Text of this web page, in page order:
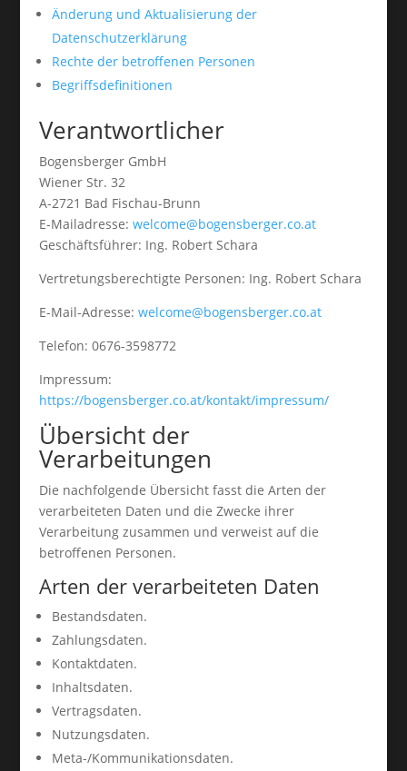
Änderung und Aktualisierung der
Datenschutzerklärung
Rechte der betroffenen Personen
Begriffsdefinitionen
Verantwortlicher
Bogensberger GmbH
Wiener Str. 32
A-2721 Bad Fischau-Brunn
E-Mailadresse: welcome@bogensberger.co.at
Geschäftsführer: Ing. Robert Schara
Vertretungsberechtigte Personen: Ing. Robert Schara
E-Mail-Adresse: welcome@bogensberger.co.at
Telefon: 0676-3598772
Impressum:
https://bogensberger.co.at/kontakt/impressum/
Übersicht der
Verarbeitungen
Die nachfolgende Übersicht fasst die Arten der
verarbeiteten Daten und die Zwecke ihrer
Verarbeitung zusammen und verweist auf die
betroffenen Personen.
Arten der verarbeiteten Daten
Bestandsdaten.
Zahlungsdaten.
Kontaktdaten.
Inhaltsdaten.
Vertragsdaten.
Nutzungsdaten.
Meta-/Kommunikationsdaten.